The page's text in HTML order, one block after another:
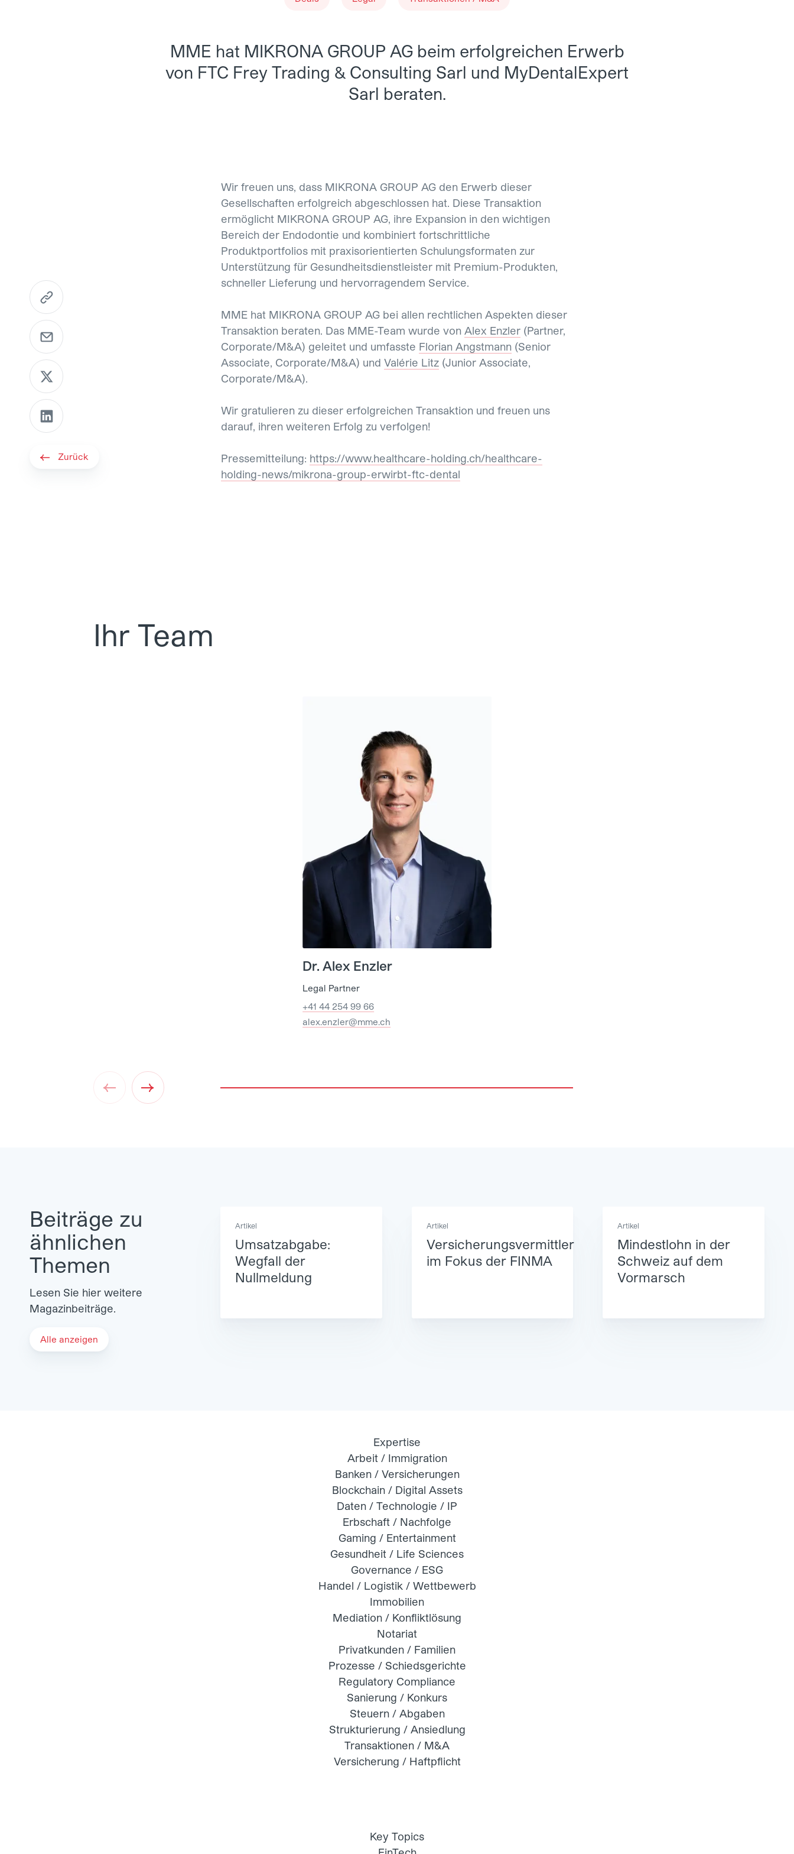
MME hat MIKRONA GROUP AG beim erfolgreichen Erwerb
von FTC Frey Trading & Consulting Sarl und MyDentalExpert
Sarl beraten.
Wir freuen uns, dass MIKRONA GROUP AG den Erwerb dieser
Gesellschaften erfolgreich abgeschlossen hat. Diese Transaktion
ermöglicht MIKRONA GROUP AG, ihre Expansion in den wichtigen
Bereich der Endodontie und kombiniert fortschrittliche
Produktportfolios mit praxisorientierten Schulungsformaten zur
Unterstützung für Gesundheitsdienstleister mit Premium-Produkten,
schneller Lieferung und hervorragendem Service.
MME hat MIKRONA GROUP AG bei allen rechtlichen Aspekten dieser
Transaktion beraten. Das MME-Team wurde von Alex Enzler(Partner,
Corporate/M&A) geleitet und umfasste Florian Angstmann(Senior
Associate, Corporate/M&A) und Valérie Litz(Junior Associate,
Corporate/M&A).
Wir gratulieren zu dieser erfolgreichen Transaktion und freuen uns
darauf, ihren weiteren Erfolg zu verfolgen!
Pressemitteilung: https://www.healthcare-holding.ch/healthcare-
holding-news/mikrona-group-erwirbt-ftc-dental
https://www.mme.ch/de-ch/magazin/deals/deal-announcement-mikrona-group-ag
E-Mail senden
Per X teilen
Per LinkedIn teilen
Zurück
Ihr Team
Dr. Alex Enzler
Legal Partner
+41 44 254 99 66
alex.enzler@mme.ch
Next
Beiträge zu
ähnlichen
Themen
Lesen Sie hier weitere
Magazinbeiträge.
Alle anzeigen
Artikel
Umsatzabgabe:
Wegfall der
Nullmeldung
Artikel
Versicherungsvermittler
im Fokus der FINMA
Artikel
Mindestlohn in der
Schweiz auf dem
Vormarsch
Expertise
Arbeit / Immigration
Banken / Versicherungen
Blockchain / Digital Assets
Daten / Technologie / IP
Erbschaft / Nachfolge
Gaming / Entertainment
Gesundheit / Life Sciences
Governance / ESG
Handel / Logistik / Wettbewerb
Immobilien
Mediation / Konfliktlösung
Notariat
Privatkunden / Familien
Prozesse / Schiedsgerichte
Regulatory Compliance
Sanierung / Konkurs
Steuern / Abgaben
Strukturierung / Ansiedlung
Transaktionen / M&A
Versicherung / Haftpflicht
Key Topics